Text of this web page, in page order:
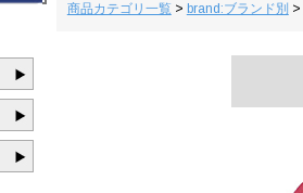
商品カテゴリ一覧> brand:ブランド別 >